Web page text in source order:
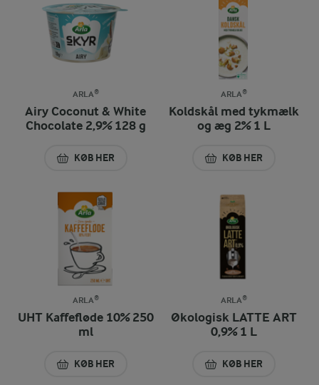
ARLA®
Airy Coconut & White
Chocolate 2,9% 128 g
KØB HER
AIRY COCONUT & WHITE CHOCOLATE 2,9% 128 G
ARLA®
Koldskål med tykmælk
og æg 2% 1 L
KØB HER
KOLDSKÅL MED
ARLA®
UHT Kaffefløde 10% 250
ml
KØB HER
UHT KAFFEFLØDE 10% 250 ML
ARLA®
Økologisk LATTE ART
0,9% 1 L
KØB HER
ØKOLOGISK